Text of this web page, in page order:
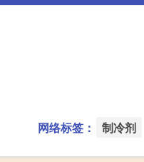
网络标签： 制冷剂